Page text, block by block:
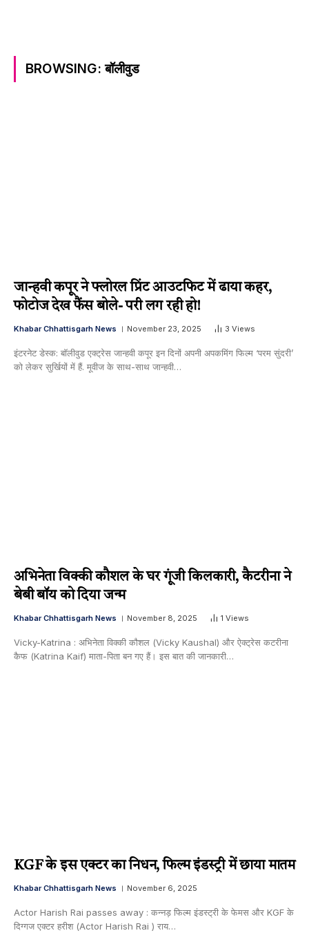
BROWSING:बॉलीवुड
जान्हवी कपूर ने फ्लोरल प्रिंट आउटफिट में ढाया कहर,
फोटोज देख फैंस बोले- परी लग रही हो!
Khabar Chhattisgarh News November 23, 2025 3 Views
इंटरनेट डेस्क: बॉलीवुड एक्ट्रेस जान्हवी कपूर इन दिनों अपनी अपकमिंग फिल्म ‘परम सुंदरी’
को लेकर सुर्खियों में हैं. मूवीज के साथ-साथ जान्हवी…
अभिनेता विक्की कौशल के घर गूंजी किलकारी, कैटरीना ने
बेबी बॉय को दिया जन्म
Khabar Chhattisgarh News November 8, 2025 1 Views
Vicky-Katrina : अभिनेता विक्की कौशल (Vicky Kaushal) और ऐक्ट्रेस कटरीना
कैफ (Katrina Kaif) माता-पिता बन गए हैं। इस बात की जानकारी…
KGF के इस एक्टर का निधन, फिल्म इंडस्ट्री में छाया मातम
Khabar Chhattisgarh News November 6, 2025
Actor Harish Rai passes away : कन्नड़ फिल्म इंडस्ट्री के फेमस और KGF के
दिग्गज एक्टर हरीश (Actor Harish Rai ) राय…